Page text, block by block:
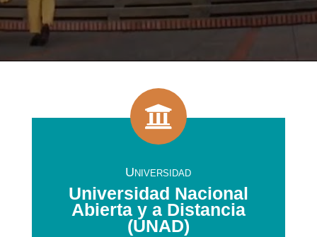

Universidad
Universidad Nacional
Abierta y a Distancia
(UNAD)